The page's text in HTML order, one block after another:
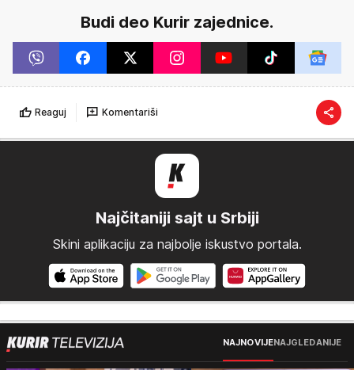
Budi deo Kurir zajednice.
Reaguj Komentariši
Najčitaniji sajt u Srbiji
Skini aplikaciju za najbolje iskustvo portala.
NAJNOVIJENAJGLEDANIJE